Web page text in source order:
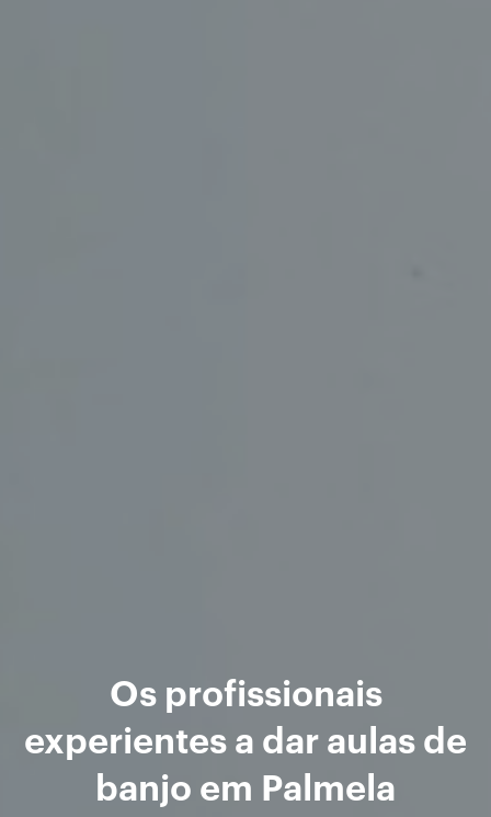
Os profissionais
experientes a dar aulas de
banjo em Palmela